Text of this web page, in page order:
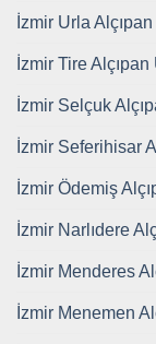
İzmir Urla
İzmir Tire Alçıpan
İzmir Selçuk
İzmir Seferihisar
İzmir Ödemiş
İzmir Narlıdere
İzmir Menderes
İzmir Menemen